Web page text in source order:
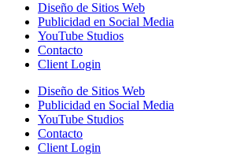
Diseño de Sitios Web
Publicidad en Social Media
YouTube Studios
Contacto
Client Login
Diseño de Sitios Web
Publicidad en Social Media
YouTube Studios
Contacto
Client Login